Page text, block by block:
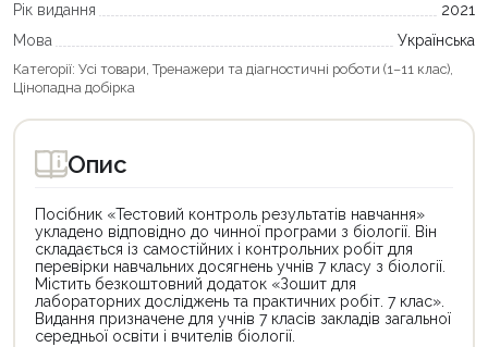
Рік видання
2021
Мова
Українська
Категорії: Усі товари, Тренажери та діагностичні роботи (1–11 клас),
Цінопадна добірка
Опис
Посібник «Тестовий контроль результатів навчання»
укладено відповідно до чинної програми з біології. Він
складається із самостійних і контрольних робіт для
перевірки навчальних досягнень учнів 7 класу з біології.
Містить безкоштовний додаток «Зошит для
лабораторних досліджень та практичних робіт. 7 клас».
Видання призначене для учнів 7 класів закладів загальної
середньої освіти і вчителів біології.